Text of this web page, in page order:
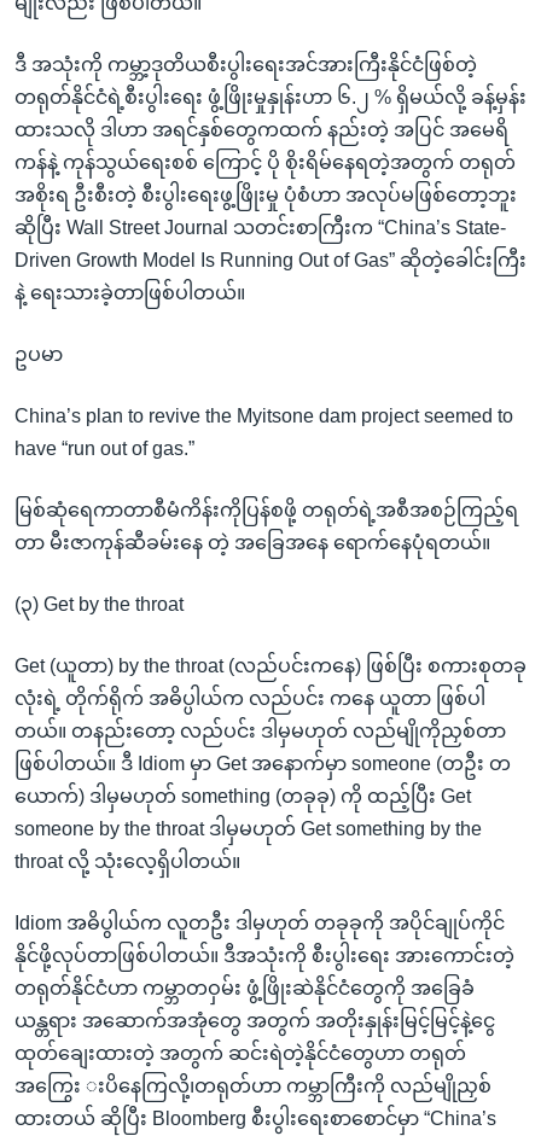
ဒီ အသုံးကို ကမ္ဘာ့ဒုတိယစီးပွါးရေးအင်အားကြီးနိုင်ငံဖြစ်တဲ့
တရုတ်နိုင်ငံရဲ့စီးပွါးရေး ဖွံ့ဖြိုးမှုနှုန်းဟာ ၆.၂ % ရှိမယ်လို့ ခန့်မှန်း
ထားသလို ဒါဟာ အရင်နှစ်တွေကထက် နည်းတဲ့ အပြင် အမေရိ
ကန်နဲ့ ကုန်သွယ်ရေးစစ် ကြောင့် ပို စိုးရိမ်နေရတဲ့အတွက် တရုတ်
အစိုးရ ဦးစီးတဲ့ စီးပွါးရေးဖွ့ဖြိုးမှု ပုံစံဟာ အလုပ်မဖြစ်တော့ဘူး
ဆိုပြီး Wall Street Journal သတင်းစာကြီးက “China’s State-
Driven Growth Model Is Running Out of Gas” ဆိုတဲ့ခေါင်းကြီး
နဲ့ ရေးသားခဲ့တာဖြစ်ပါတယ်။
ဥပမာ
China’s plan to revive the Myitsone dam project seemed to
have “run out of gas.”
မြစ်ဆုံရေကာတာစီမံကိန်းကိုပြန်စဖို့ တရုတ်ရဲ့အစီအစဉ်ကြည့်ရ
တာ မီးဇာကုန်ဆီခမ်းနေ တဲ့ အခြေအနေ ရောက်နေပုံရတယ်။
(၃) Get by the throat
Get (ယူတာ) by the throat (လည်ပင်းကနေ) ဖြစ်ပြီး စကားစုတခု
လုံးရဲ့ တိုက်ရိုက် အဓိပ္ပါယ်က လည်ပင်း ကနေ ယူတာ ဖြစ်ပါ
တယ်။ တနည်းတော့ လည်ပင်း ဒါမှမဟုတ် လည်မျိုကိုညှစ်တာ
ဖြစ်ပါတယ်။ ဒီ Idiom မှာ Get အနောက်မှာ someone (တဦး တ
ယောက်) ဒါမှမဟုတ် something (တခုခု) ကို ထည့်ပြီး Get
someone by the throat ဒါမှမဟုတ် Get something by the
throat လို့ သုံးလေ့ရှိပါတယ်။
Idiom အဓိပွါယ်က လူတဦး ဒါမှဟုတ် တခုခုကို အပိုင်ချုပ်ကိုင်
နိုင်ဖို့လုပ်တာဖြစ်ပါတယ်။ ဒီအသုံးကို စီးပွါးရေး အားကောင်းတဲ့
တရုတ်နိုင်ငံဟာ ကမ္ဘာတဝှမ်း ဖွံ့ဖြိုးဆဲနိုင်ငံတွေကို အခြေခံ
ယန္တရား အဆောက်အအုံတွေ အတွက် အတိုးနှုန်းမြင့်မြင့်နဲ့ငွေ
ထုတ်ချေးထားတဲ့ အတွက် ဆင်းရဲတဲ့နိုင်ငံတွေဟာ တရုတ်
အကြွေး းပိနေကြလို့၊တရုတ်ဟာ ကမ္ဘာကြီးကို လည်မျိုညှစ်
ထားတယ် ဆိုပြီး Bloomberg စီးပွါးရေးစာစောင်မှာ “China’s